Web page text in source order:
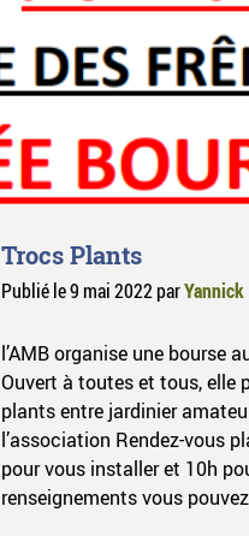
Trocs Plants
Publié le9 mai 2022par
l’AMB organise une bourse
Ouvert à toutes et tous, elle
plants entre jardinier
l’association Rendez-vous
pour vous installer et 10h
renseignements vous